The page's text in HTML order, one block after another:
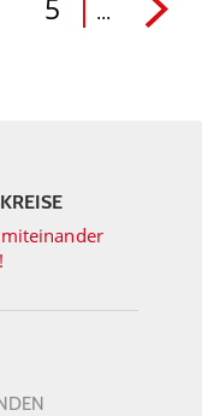
5 ...